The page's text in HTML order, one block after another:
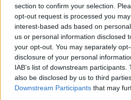
section to confirm your selection.
opt-out request is processed you
interest-based ads based on
us or personal information disclosed
your opt-out. You may separately
disclosure of your personal
IAB’s list of downstream
also be disclosed by us to third
Downstream Participants that may
Life
Καλοκαίρι στην Αττική
με επιφυλάξεις – Ποιες